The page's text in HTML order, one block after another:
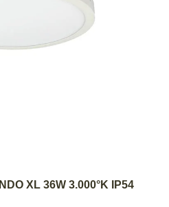
AL CARRITO
XL 36W 3.000°K IP54